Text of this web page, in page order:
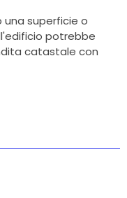
superficie o
potrebbe
catastale con